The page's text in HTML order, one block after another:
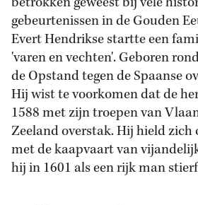
gebeurtenissen in de Gouden
Evert Hendrikse startte een
'varen en vechten'. Geboren
de Opstand tegen de Spaanse
Hij wist te voorkomen dat de
1588 met zijn troepen van
Zeeland overstak. Hij hield zich
met de kaapvaart van
hij in 1601 als een rijk man